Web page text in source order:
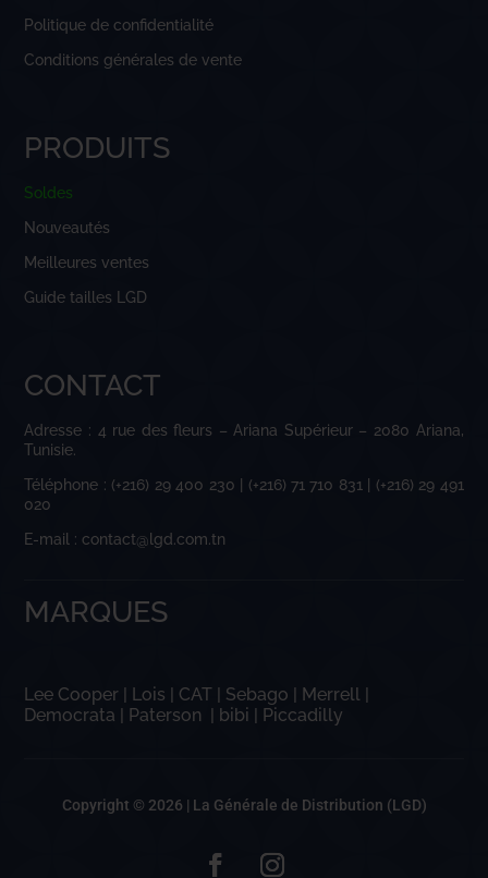
Politique de confidentialité
Conditions générales de vente
PRODUITS
Soldes
Nouveautés
Meilleures ventes
Guide tailles LGD
CONTACT
Adresse : 4 rue des fleurs – Ariana Supérieur – 2080 Ariana,
Tunisie.
Téléphone : (+216) 29 400 230 | (+216) 71 710 831 | (+216) 29 491
020
E-mail : contact@lgd.com.tn
MARQUES
Lee Cooper | Lois | CAT | Sebago | Merrell |
Democrata | Paterson | bibi | Piccadilly
Copyright © 2026 | La Générale de Distribution (LGD)